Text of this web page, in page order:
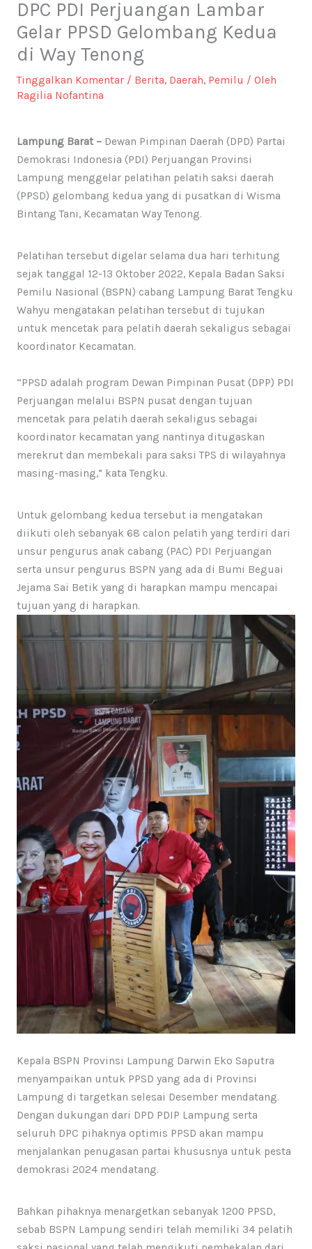
DPC PDI Perjuangan Lambar
Gelar PPSD Gelombang Kedua
di Way Tenong
Tinggalkan Komentar / Berita, Daerah, Pemilu / Oleh
Ragilia Nofantina
Lampung Barat –Dewan Pimpinan Daerah (DPD) Partai
Demokrasi Indonesia (PDI) Perjuangan Provinsi
Lampung menggelar pelatihan pelatih saksi daerah
(PPSD) gelombang kedua yang di pusatkan di Wisma
Bintang Tani, Kecamatan Way Tenong.
Pelatihan tersebut digelar selama dua hari terhitung
sejak tanggal 12-13 Oktober 2022, Kepala Badan Saksi
Pemilu Nasional (BSPN) cabang Lampung Barat Tengku
Wahyu mengatakan pelatihan tersebut di tujukan
untuk mencetak para pelatih daerah sekaligus sebagai
koordinator Kecamatan.
“PPSD adalah program Dewan Pimpinan Pusat (DPP) PDI
Perjuangan melalui BSPN pusat dengan tujuan
mencetak para pelatih daerah sekaligus sebagai
koordinator kecamatan yang nantinya ditugaskan
merekrut dan membekali para saksi TPS di wilayahnya
masing-masing,” kata Tengku.
Untuk gelombang kedua tersebut ia mengatakan
diikuti oleh sebanyak 68 calon pelatih yang terdiri dari
unsur pengurus anak cabang (PAC) PDI Perjuangan
serta unsur pengurus BSPN yang ada di Bumi Beguai
Jejama Sai Betik yang di harapkan mampu mencapai
tujuan yang di harapkan.
Kepala BSPN Provinsi Lampung Darwin Eko Saputra
menyampaikan untuk PPSD yang ada di Provinsi
Lampung di targetkan selesai Desember mendatang.
Dengan dukungan dari DPD PDIP Lampung serta
seluruh DPC pihaknya optimis PPSD akan mampu
menjalankan penugasan partai khususnya untuk pesta
demokrasi 2024 mendatang.
Bahkan pihaknya menargetkan sebanyak 1200 PPSD,
sebab BSPN Lampung sendiri telah memiliki 34 pelatih